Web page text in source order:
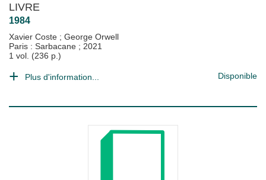
LIVRE
1984
Xavier Coste ; George Orwell
Paris : Sarbacane ; 2021
1 vol. (236 p.)
Plus d'information... Disponible